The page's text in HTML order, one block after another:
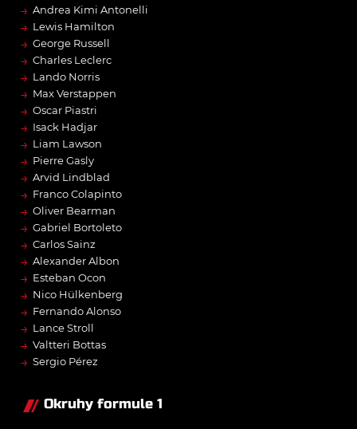
→ Andrea Kimi Antonelli
→ Lewis Hamilton
→ George Russell
→ Charles Leclerc
→ Lando Norris
→ Max Verstappen
→ Oscar Piastri
→ Isack Hadjar
→ Liam Lawson
→ Pierre Gasly
→ Arvid Lindblad
→ Franco Colapinto
→ Oliver Bearman
→ Gabriel Bortoleto
→ Carlos Sainz
→ Alexander Albon
→ Esteban Ocon
→ Nico Hülkenberg
→ Fernando Alonso
→ Lance Stroll
→ Valtteri Bottas
→ Sergio Pérez
Okruhy formule 1